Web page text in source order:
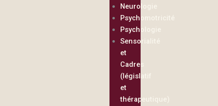
Neurologie
Psychomotricité
Psychologie
Sensorialité
et
Cadres
(législatif
et
thérapeutique)